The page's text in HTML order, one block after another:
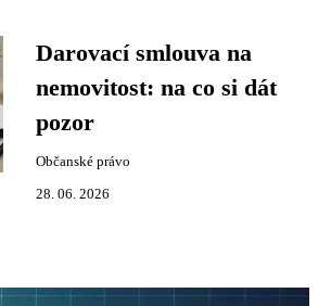
Darovací smlouva na
nemovitost: na co si dát
pozor
Občanské právo
28. 06. 2026